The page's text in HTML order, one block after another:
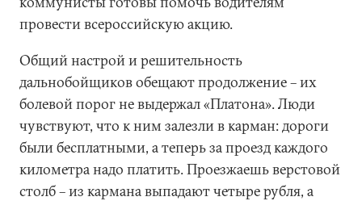
провести всероссийскую акцию.
Общий настрой и решительность
дальнобойщиков обещают продолжение – их
болевой порог не выдержал «Платона». Люди
чувствуют, что к ним залезли в карман: дороги
были бесплатными, а теперь за проезд каждого
километра надо платить. Проезжаешь верстовой
столб – из кармана выпадают четыре рубля, а